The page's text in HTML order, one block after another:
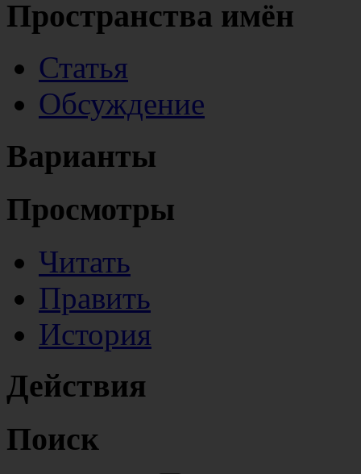
Пространства имён
Статья
Обсуждение
Варианты
Просмотры
Читать
Править
История
Действия
Поиск